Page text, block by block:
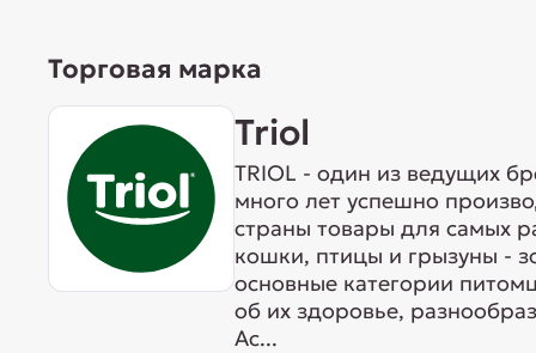
Торговая марка
Triol
TRIOL - один из ведущих
много лет успешно
страны товары для самых
кошки, птицы и грызуны -
основные категории
об их здоровье,
Ас...